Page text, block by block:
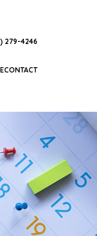
279-4246
CONTACT